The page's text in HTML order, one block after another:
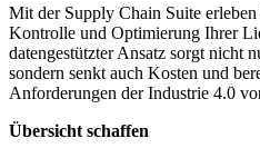
Mit der Supply Chain Suite erleben
Kontrolle und Optimierung Ihrer
datengestützter Ansatz sorgt nicht
sondern senkt auch Kosten und
Anforderungen der Industrie 4.0
Übersicht schaffen